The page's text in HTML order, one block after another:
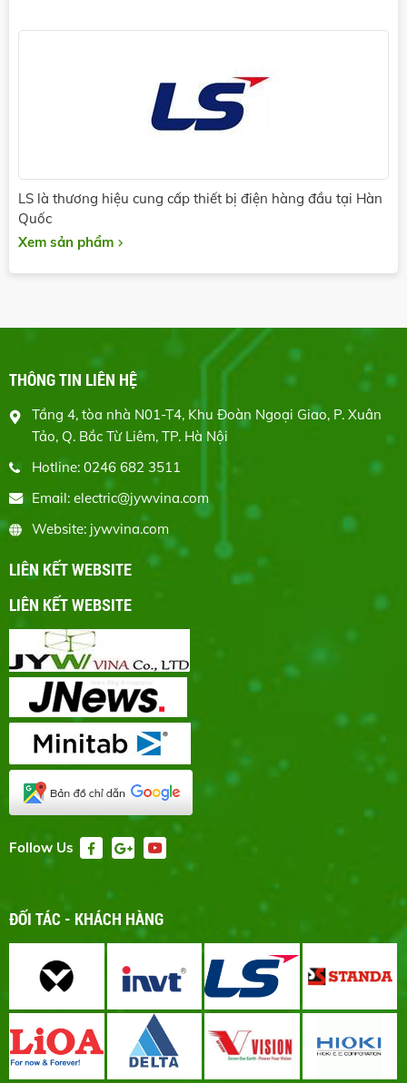
LS là thương hiệu cung cấp thiết bị điện hàng đầu tại Hàn
Quốc
Xem sản phẩm
THÔNG TIN LIÊN HỆ
Tầng 4, tòa nhà N01-T4, Khu Đoàn Ngoại Giao, P. Xuân
Tảo, Q. Bắc Từ Liêm, TP. Hà Nội
Hotline: 0246 682 3511
Email: electric@jywvina.com
Website: jywvina.com
LIÊN KẾT WEBSITE
LIÊN KẾT WEBSITE
Follow Us
ĐỐI TÁC - KHÁCH HÀNG